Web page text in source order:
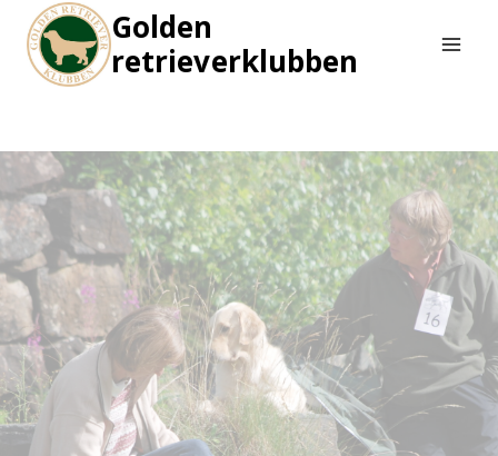
content
Golden
retrieverklubben